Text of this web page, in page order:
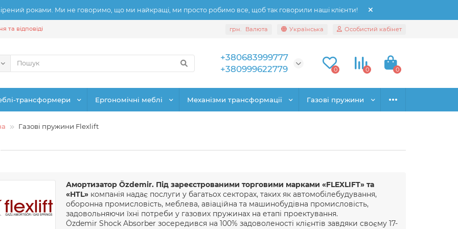
роками. Ми не говоримо, що ми найкращі, ми просто робимо все, щоб так говорили наші клієнти!
та відповіді грн. Валюта Українська Особистий кабінет
+380683999777
+380999622779
0 0 0
трансформери Ергономічні меблі Механізми трансформації Газові пружини
Газові пружини Flexlift
Амортизатор Özdemir. Під зареєстрованими торговими марками «FLEXLIFT» та
«HTL» компанія надає послуги у багатьох секторах, таких як автомобілебудування,
оборонна промисловість, меблева, авіаційна та машинобудівна промисловість,
задовольняючи їхні потреби у газових пружинах на етапі проектування.
Özdemir Shock Absorber зосередився на 100% задоволеності клієнтів завдяки своєму 17-